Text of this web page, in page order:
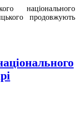
національного
продовжують